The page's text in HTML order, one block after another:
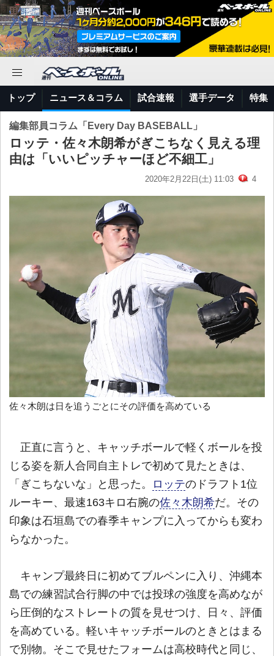
トップ ニュース＆コラム 試合速報 選手データ 特集
編集部員コラム「Every Day BASEBALL」
ロッテ・佐々木朗希がぎこちなく見える理
由は「いいピッチャーほど不細工」
2020年2月22日(土) 11:03 4
佐々木朗は日を追うごとにその評価を高めている
正直に言うと、キャッチボールで軽くボールを投
じる姿を新人合同自主トレで初めて見たときは、
「ぎこちないな」と思った。
ロッテのドラフト1位
ルーキー、最速163キロ右腕の佐々木朗希だ。その
印象は石垣島での春季キャンプに入ってからも変わ
らなかった。
キャンプ最終日に初めてブルペンに入り、沖縄本
島での練習試合行脚の中では投球の強度を高めなが
ら圧倒的なストレートの質を見せつけ、日々、評価
を高めている。軽いキャッチボールのときとはまる
で別物。そこで見せたフォームは高校時代と同じ、